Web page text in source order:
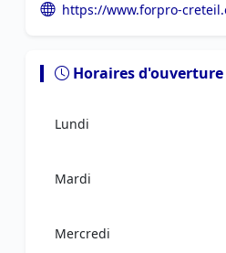
https://www.forpro-
Horaires d'ouverture
Lundi
Mardi
Mercredi